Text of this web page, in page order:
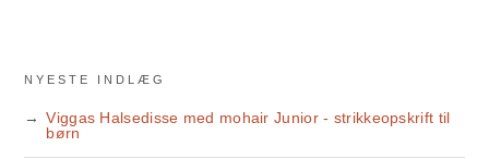
NYESTE INDLÆG
Viggas Halsedisse med mohair Junior - strikkeopskrift til
børn